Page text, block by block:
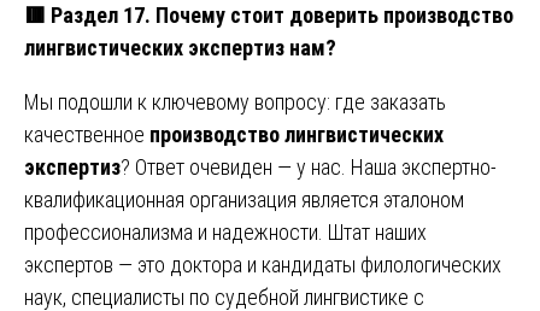
🟥 Раздел 17. Почему стоит доверить производство
лингвистических экспертиз нам?
Мы подошли к ключевому вопросу: где заказать
качественное производство лингвистических
экспертиз? Ответ очевиден — у нас. Наша экспертно-
квалификационная организация является эталоном
профессионализма и надежности. Штат наших
экспертов — это доктора и кандидаты филологических
наук, специалисты по судебной лингвистике с